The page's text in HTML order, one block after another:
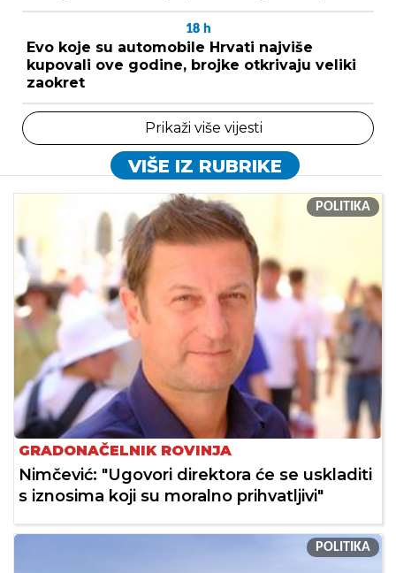
18 h
Evo koje su automobile Hrvati najviše
kupovali ove godine, brojke otkrivaju veliki
zaokret
Prikaži više vijesti
VIŠE IZ RUBRIKE
POLITIKA
GRADONAČELNIK ROVINJA
Nimčević: "Ugovori direktora će se uskladiti
s iznosima koji su moralno prihvatljivi"
POLITIKA